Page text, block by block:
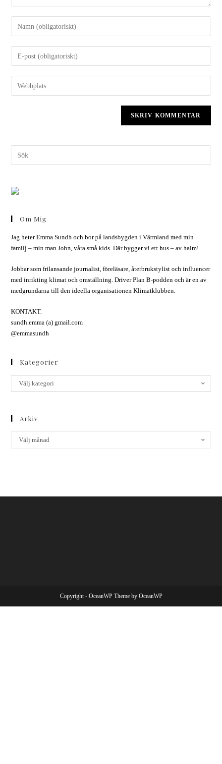
Om Mig
Jag heter Emma Sundh och bor på landsbygden i Värmland med min
familj – min man John, våra små kids. Där bygger vi ett hus – av halm!
Jobbar som frilansande journalist, föreläsare, återbrukstylist och influencer
med inrikting klimat och omställning. Driver Plan B-podden och är en av
medgrundarna till den ideella organisationen Klimatklubben.
KONTAKT:
sundh.emma (a) gmail.com
@emmasundh
Kategorier
Välj kategori
Arkiv
Välj månad
Copyright - OceanWP Theme by OceanWP